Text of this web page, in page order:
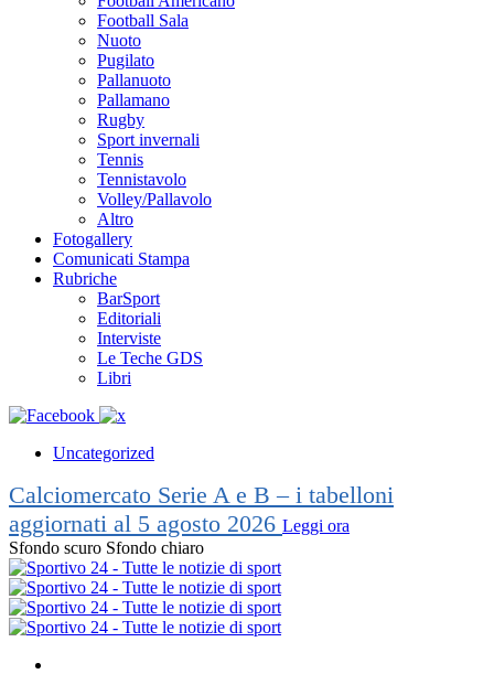
Football Sala
Nuoto
Pugilato
Pallanuoto
Pallamano
Rugby
Sport invernali
Tennis
Tennistavolo
Volley/Pallavolo
Altro
Fotogallery
Comunicati Stampa
Rubriche
BarSport
Editoriali
Interviste
Le Teche GDS
Libri
Uncategorized
Calciomercato Serie A e B – i tabelloni
aggiornati al 5 agosto 2026 Leggi ora
Sfondo scuro Sfondo chiaro